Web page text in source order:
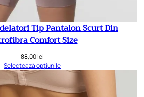
Tip Pantalon Scurt Din
Comfort Size
88,00lei
Selectează opțiunile